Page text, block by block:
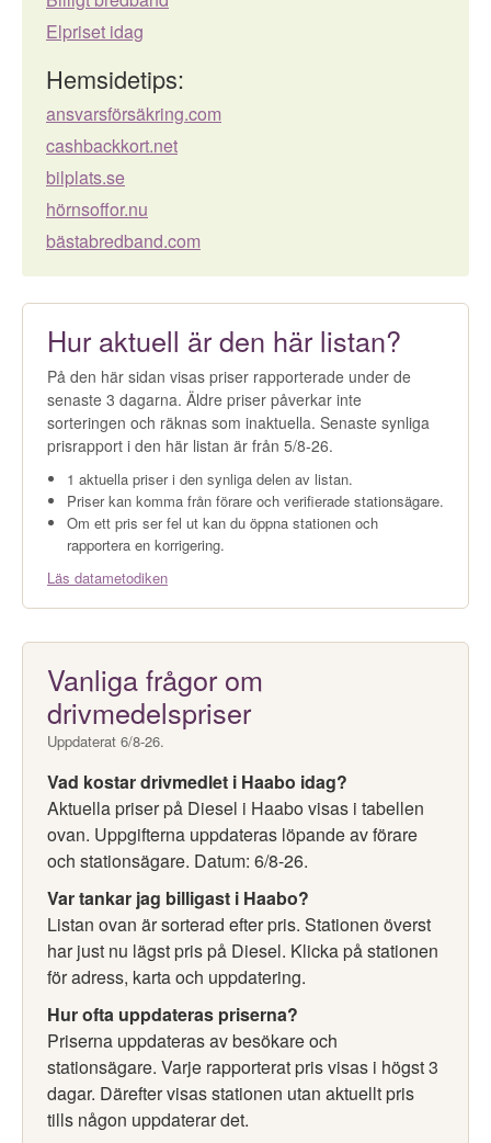
Elpriset idag
Hemsidetips:
ansvarsförsäkring.com
cashbackkort.net
bilplats.se
hörnsoffor.nu
bästabredband.com
Hur aktuell är den här listan?
På den här sidan visas priser rapporterade under de
senaste 3 dagarna. Äldre priser påverkar inte
sorteringen och räknas som inaktuella. Senaste synliga
prisrapport i den här listan är från 5/8-26.
1 aktuella priser i den synliga delen av listan.
Priser kan komma från förare och verifierade stationsägare.
Om ett pris ser fel ut kan du öppna stationen och
rapportera en korrigering.
Läs datametodiken
Vanliga frågor om
drivmedelspriser
Uppdaterat 6/8-26.
Vad kostar drivmedlet i Haabo idag?
Aktuella priser på Diesel i Haabo visas i tabellen
ovan. Uppgifterna uppdateras löpande av förare
och stationsägare. Datum: 6/8-26.
Var tankar jag billigast i Haabo?
Listan ovan är sorterad efter pris. Stationen överst
har just nu lägst pris på Diesel. Klicka på stationen
för adress, karta och uppdatering.
Hur ofta uppdateras priserna?
Priserna uppdateras av besökare och
stationsägare. Varje rapporterat pris visas i högst 3
dagar. Därefter visas stationen utan aktuellt pris
tills någon uppdaterar det.